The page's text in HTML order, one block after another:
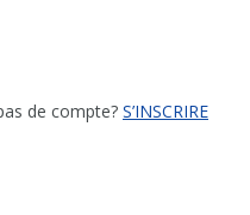
de compte? S’INSCRIRE